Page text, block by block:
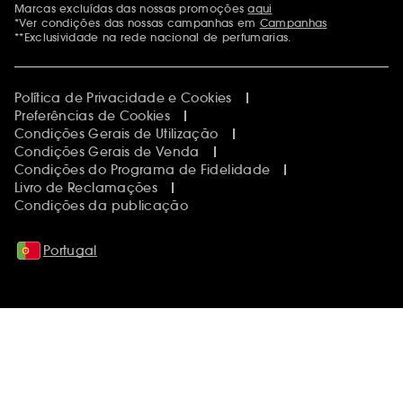
Menções adicionais
Marcas excluídas das nossas promoçõesaqui
*Ver condições das nossas campanhas em Campanhas
**Exclusividade na rede nacional de perfumarias.
Política de Privacidade e Cookies
Preferências de Cookies
Condições Gerais de Utilização
Condições Gerais de Venda
Condições do Programa de Fidelidade
Livro de Reclamações
Condições da publicação
Portugal